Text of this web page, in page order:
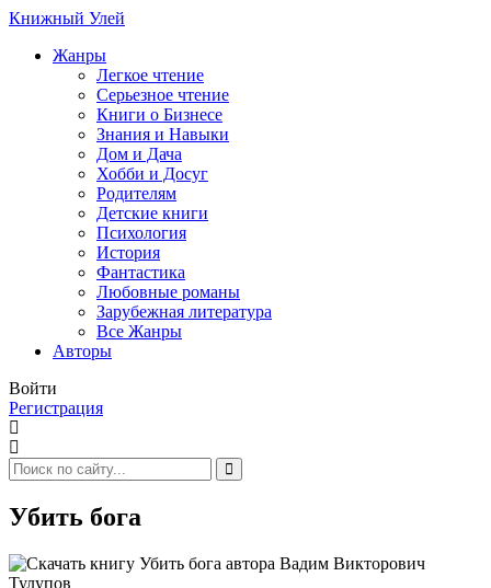
Книжный Улей
Жанры
Легкое чтение
Серьезное чтение
Книги о Бизнесе
Знания и Навыки
Дом и Дача
Хобби и Досуг
Родителям
Детские книги
Психология
История
Фантастика
Любовные романы
Зарубежная литература
Все Жанры
Авторы
Войти
Регистрация
Убить бога